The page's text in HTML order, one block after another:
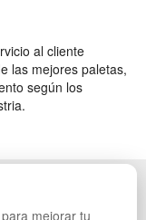
al cliente
las mejores paletas,
según los
mejorar tu